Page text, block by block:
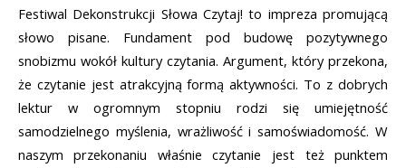
Festiwal Dekonstrukcji Słowa Czytaj! to impreza promującą
słowo pisane. Fundament pod budowę pozytywnego
snobizmu wokół kultury czytania. Argument, który przekona,
że czytanie jest atrakcyjną formą aktywności. To z dobrych
lektur w ogromnym stopniu rodzi się umiejętność
samodzielnego myślenia, wrażliwość i samoświadomość. W
naszym przekonaniu właśnie czytanie jest też punktem